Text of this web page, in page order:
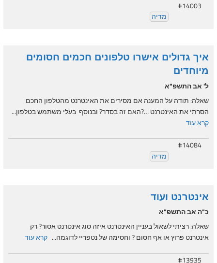
#14003
מדיה
איך גדולים אישרו טלפונים חכמים חסומים
מיוחדים
ל' אב התשפ"א
שאלה: תודה על המענה אם מסירים את האינטרנט מהטלפון החכם
הסרתי את האינטרנט …?האם זה בסדר? ובנוסף בעלי משתמש בטלפון...
קרא עוד
#14084
מדיה
אינטרנט ועוד
כ"ה אב התשפ"א
שאלה: רציתי לשאול בעניין האינטרנט איזה סוג אינטרנט אסור? רק
אינטרנט פרוץ או אף חסום ? וחסימה של נטפריי לדוגמה... קרא עוד
#13935